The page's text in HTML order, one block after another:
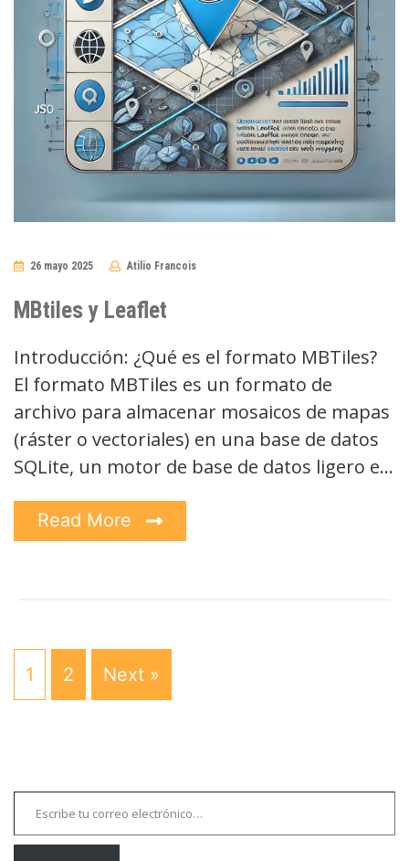
26 mayo 2025 Atilio Francois
MBtiles y Leaflet
Introducción: ¿Qué es el formato MBTiles?
El formato MBTiles es un formato de
archivo para almacenar mosaicos de mapas
(ráster o vectoriales) en una base de datos
SQLite, un motor de base de datos ligero e…
Read More
1 2 Next »
Escribe tu correo electrónico…